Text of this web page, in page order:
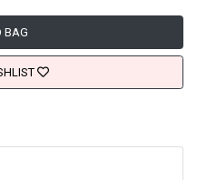
BAG